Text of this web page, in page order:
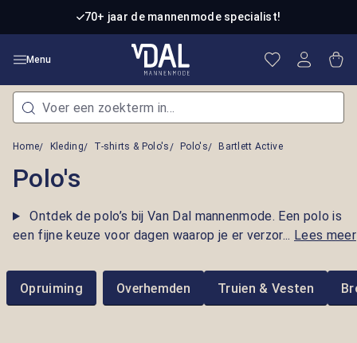
Ga naar de hoofdinhoud70+ jaar de mannenmode specialist!
Menu Je hebt 0
Home Kleding T-shirts & Polo's Polo's Bartlett Active
Polo's
Ontdek de polo’s bij Van Dal mannenmode. Een polo is
een fijne keuze voor dagen waarop je er verzor... Lees meer
Opruiming Overhemden Truien & Vesten